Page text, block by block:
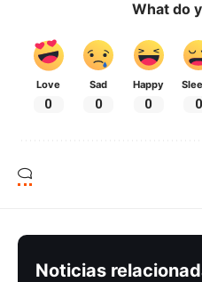
What do
Love
0
Sad
0
Happy
0 0
Noticias